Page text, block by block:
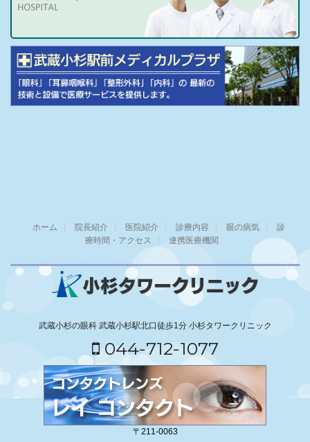
ホーム 院長紹介 医院紹介 診療内容 眼の病気
診
療時間・アクセス
連携医療機関
武蔵小杉の眼科 武蔵小杉駅北口徒歩1分 小杉タワークリニック
044-712-1077
〒211-0063